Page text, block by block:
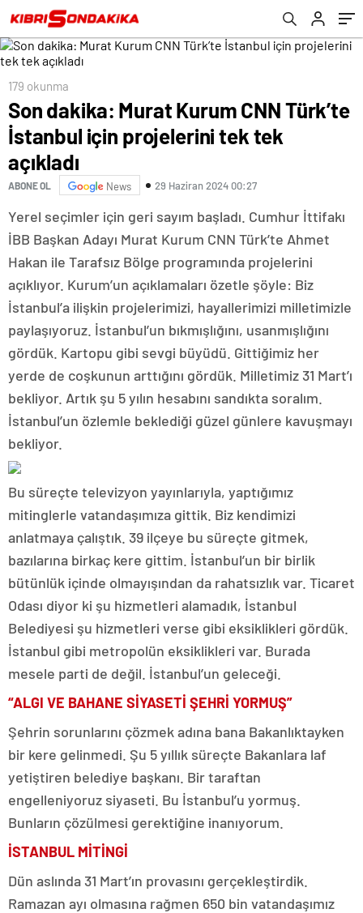
179 okunma
Son dakika: Murat Kurum CNN Türk’te
İstanbul için projelerini tek tek
açıkladı
ABONE OL News 29 Haziran 2024 00:27
Yerel seçimler için geri sayım başladı. Cumhur İttifakı
İBB Başkan Adayı Murat Kurum CNN Türk’te Ahmet
Hakan ile Tarafsız Bölge programında projelerini
açıklıyor. Kurum’un açıklamaları özetle şöyle: Biz
İstanbul’a ilişkin projelerimizi, hayallerimizi milletimizle
paylaşıyoruz. İstanbul’un bıkmışlığını, usanmışlığını
gördük. Kartopu gibi sevgi büyüdü. Gittiğimiz her
yerde de coşkunun arttığını gördük. Milletimiz 31 Mart’ı
bekliyor. Artık şu 5 yılın hesabını sandıkta soralım.
İstanbul’un özlemle beklediği güzel günlere kavuşmayı
bekliyor.
Bu süreçte televizyon yayınlarıyla, yaptığımız
mitinglerle vatandaşımıza gittik. Biz kendimizi
anlatmaya çalıştık. 39 ilçeye bu süreçte gitmek,
bazılarına birkaç kere gittim. İstanbul’un bir birlik
bütünlük içinde olmayışından da rahatsızlık var. Ticaret
Odası diyor ki şu hizmetleri alamadık, İstanbul
Belediyesi şu hizmetleri verse gibi eksiklikleri gördük.
İstanbul gibi metropolün eksiklikleri var. Burada
mesele parti de değil. İstanbul’un geleceği.
“ALGI VE BAHANE SİYASETİ ŞEHRİ YORMUŞ”
Şehrin sorunlarını çözmek adına bana Bakanlıktayken
bir kere gelinmedi. Şu 5 yıllık süreçte Bakanlara laf
yetiştiren belediye başkanı. Bir taraftan
engelleniyoruz siyaseti. Bu İstanbul’u yormuş.
Bunların çözülmesi gerektiğine inanıyorum.
İSTANBUL MİTİNGİ
Dün aslında 31 Mart’ın provasını gerçekleştirdik.
Ramazan ayı olmasına rağmen 650 bin vatandaşımız